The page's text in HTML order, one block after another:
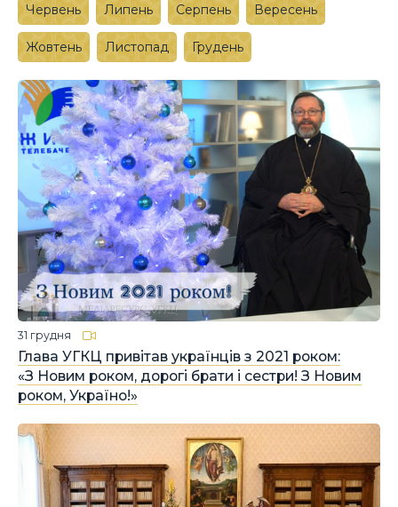
Червень Липень Серпень Вересень
Жовтень Листопад Грудень
Глава УГКЦ привітав українців з 2021 роком:
«З Новим роком, дорогі брати і сестри! З Новим
роком, Україно!»
31 грудня